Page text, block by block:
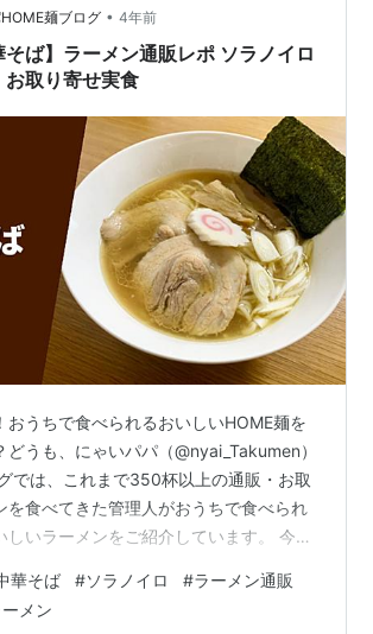
さんが居るので食券を渡しつつ「麺硬
エスト。 案内…
麺ブログ • 4年前
そば】ラーメン通販レポ ソラノイロ
お取り寄せ実食
おうちで食べられるおいしいHOME麺を
どうも、にゃいパパ（@nyai_Takumen）
では、これまで350杯以上の通販・お取
を食べてきた管理人がおうちで食べられ
しいラーメンをご紹介しています。 今回
うちでソラノイロ』より「中華そば」を
商品を調べる 「ソラノイロ」は東京都千
華そば #ソラノイロ #ラーメン通販
メン